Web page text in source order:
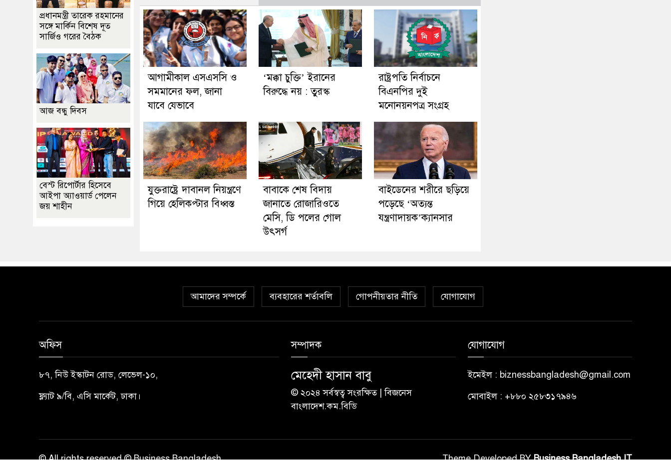
আগামীকাল এসএসসি ও
সমমানের ফল, জানা
যাবে যেভাবে
‘মক্কা চুক্তি’ ইরানের
বিরুদ্ধে নয় : তুরস্ক
রাষ্ট্রপতি নির্বাচনে
বিএনপির দুই
মনোনয়নপত্র সংগ্রহ
যুক্তরাষ্ট্রে দাবানল নিয়ন্ত্রণে
গিয়ে হেলিকপ্টার বিধ্বস্ত
বাবাকে শেষ বিদায়
জানাতে রোজারিওতে
মেসি, ডি পলের গোল
উৎসর্গ
বাইডেনের শরীরে ছড়িয়ে
পড়েছে ‘অত্যন্ত
যন্ত্রণাদায়ক’ক্যানসার
প্রধানমন্ত্রী তারেক রহমানের
সঙ্গে মার্কিন বিশেষ দূত
সার্জিও গরের বৈঠক
আজ বন্ধু দিবস
বেস্ট রিপোর্টার হিসেবে
আইপা অ্যাওয়ার্ড পেলেন
জয় শাহীন
আমাদের সম্পর্কে ব্যবহারের শর্তাবলি গোপনীয়তার নীতি যোগাযোগ
অফিস
৮৭, নিউ ইস্কাটন রোড, লেভেল-১০,
ফ্ল্যাট ৯/বি, এসি মার্কেট, ঢাকা।
সম্পাদক
মেহেদী হাসান বাবু
© ২০২৪ সর্বস্বত্ব সংরক্ষিত | বিজনেস
বাংলাদেশ.কম.বিডি
যোগাযোগ
ইমেইল : biznessbangladesh@gmail.com
মোবাইল : +৮৮০ ২৫৮৩১৭৯৪৬
© All rights reserved © Business Bangladesh Theme Developed BYBusiness Bangladesh IT